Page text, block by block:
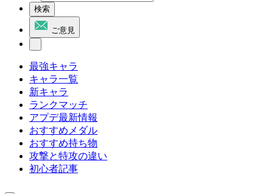
検索
ご意見
最強キャラ
キャラ一覧
新キャラ
ランクマッチ
アプデ最新情報
おすすめメダル
おすすめ持ち物
攻撃と特攻の違い
初心者記事